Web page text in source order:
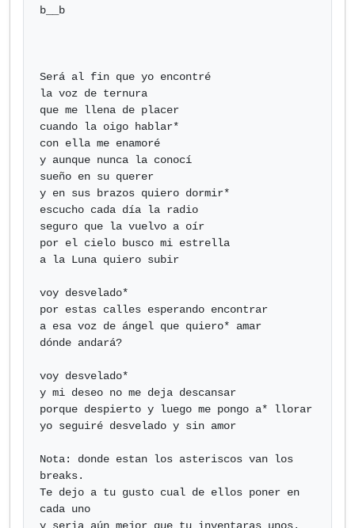
b__b
Será al fin que yo encontré
la voz de ternura
que me llena de placer
cuando la oigo hablar*
con ella me enamoré
y aunque nunca la conocí
sueño en su querer
y en sus brazos quiero dormir*
escucho cada día la radio
seguro que la vuelvo a oír
por el cielo busco mi estrella
a la Luna quiero subir
voy desvelado*
por estas calles esperando encontrar
a esa voz de ángel que quiero* amar
dónde andará?
voy desvelado*
y mi deseo no me deja descansar
porque despierto y luego me pongo a* llorar
yo seguiré desvelado y sin amor
Nota: donde estan los asteriscos van los
breaks.
Te dejo a tu gusto cual de ellos poner en
cada uno